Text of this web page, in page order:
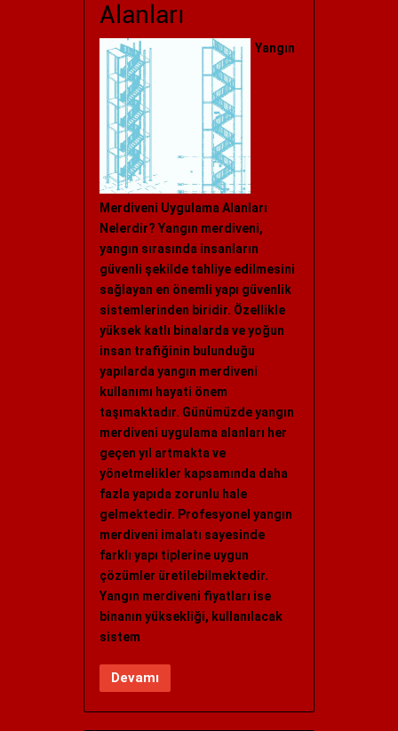
Alanları
Yangın
Merdiveni Uygulama Alanları
Nelerdir? Yangın merdiveni,
yangın sırasında insanların
güvenli şekilde tahliye edilmesini
sağlayan en önemli yapı güvenlik
sistemlerinden biridir. Özellikle
yüksek katlı binalarda ve yoğun
insan trafiğinin bulunduğu
yapılarda yangın merdiveni
kullanımı hayati önem
taşımaktadır. Günümüzde yangın
merdiveni uygulama alanları her
geçen yıl artmakta ve
yönetmelikler kapsamında daha
fazla yapıda zorunlu hale
gelmektedir. Profesyonel yangın
merdiveni imalatı sayesinde
farklı yapı tiplerine uygun
çözümler üretilebilmektedir.
Yangın merdiveni fiyatları ise
binanın yüksekliği, kullanılacak
sistem
Devamı